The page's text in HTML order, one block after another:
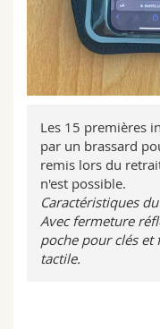
Arrivée
Stade universitaire
d'athlétisme
Les 15 premières
par un brassard
remis lors du
n'est possible.
Caractéristiques
Avec fermeture
poche pour clés et
tactile.